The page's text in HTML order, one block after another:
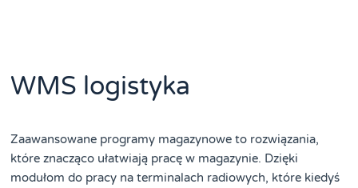
WMS logistyka
Zaawansowane programy magazynowe to rozwiązania,
które znacząco ułatwiają pracę w magazynie. Dzięki
modułom do pracy na terminalach radiowych, które kiedyś